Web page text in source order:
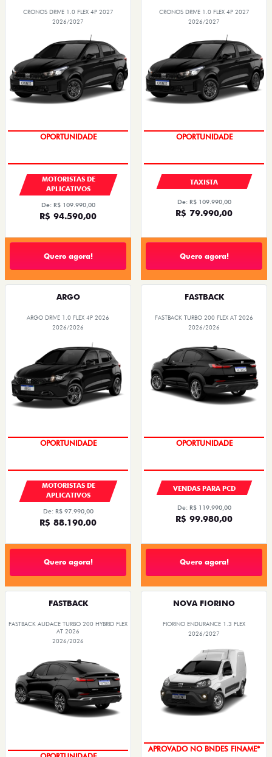
CRONOS DRIVE 1.0 FLEX 4P 2027
2026/2027
OPORTUNIDADE
MOTORISTAS DE
APLICATIVOS
De: R$ 109.990,00
R$ 94.590,00
Quero agora!
CRONOS DRIVE 1.0 FLEX 4P 2027
2026/2027
OPORTUNIDADE
TAXISTA
De: R$ 109.990,00
R$ 79.990,00
Quero agora!
ARGO
ARGO DRIVE 1.0 FLEX 4P 2026
2026/2026
OPORTUNIDADE
MOTORISTAS DE
APLICATIVOS
De: R$ 97.990,00
R$ 88.190,00
Quero agora!
FASTBACK
FASTBACK TURBO 200 FLEX AT 2026
2026/2026
OPORTUNIDADE
VENDAS PARA PCD
De: R$ 119.990,00
R$ 99.980,00
Quero agora!
FASTBACK
FASTBACK AUDACE TURBO 200 HYBRID FLEX
AT 2026
2026/2026
NOVA FIORINO
FIORINO ENDURANCE 1.3 FLEX
2026/2027
APROVADO NO BNDES FINAME*